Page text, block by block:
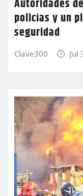
Autoridades
policías y un
seguridad
Clave300 Jul